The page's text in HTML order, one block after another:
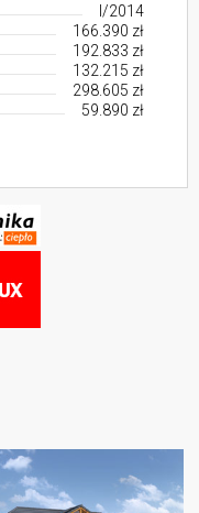
I/2014
166.390 zł
192.833 zł
132.215 zł
298.605 zł
59.890 zł